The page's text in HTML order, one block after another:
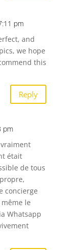
pm
and
we hope
this
Reply
pm
était
de tous
concierge
le
Whatsapp